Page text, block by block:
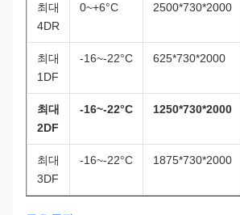
최대
4DR
0~+6°C 2500*730*2000
최대
1DF
-16~-22°C 625*730*2000
최대
2DF
-16~-22°C 1250*730*2000
최대
3DF
-16~-22°C 1875*730*2000